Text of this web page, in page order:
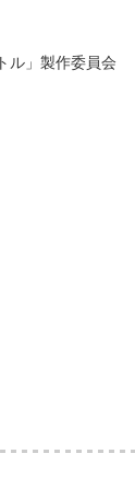
ル」製作委員会